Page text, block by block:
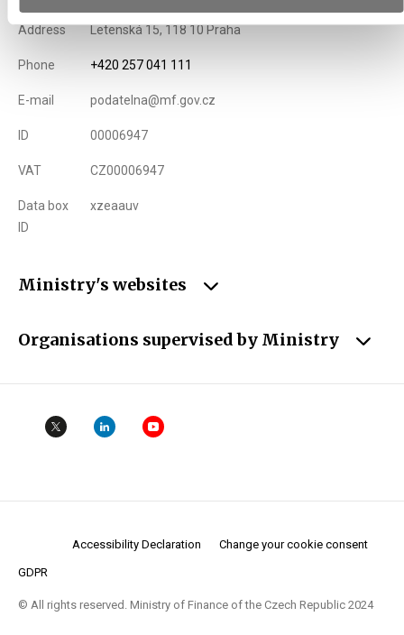
Address Letenská 15, 118 10 Praha
Phone +420 257 041 111
E-mail podatelna@mf.gov.cz
ID 00006947
VAT CZ00006947
Data box
ID
xzeaauv
Ministry's websites
Organisations supervised by Ministry
Accessibility Declaration Change your cookie consent
GDPR
© All rights reserved. Ministry of Finance of the Czech Republic 2024